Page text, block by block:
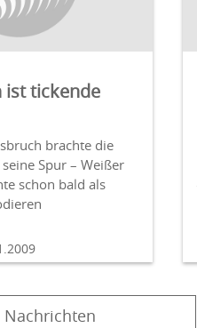
ist tickende
brachte die
Spur – Weißer
schon bald als
Nachrichten